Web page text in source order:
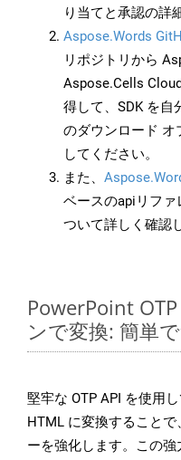
り当てと承認の詳
Aspose.Words
リポジトリから
Aspose.Cells
得して、SDK を自
のダウンロード オ
してください。
また、
ベースのapiリフ
ついて詳しく確認
PowerPoint
ンで変換: 簡単
堅牢な OTP API を使用
HTML に変換すること
ーを強化します。この強